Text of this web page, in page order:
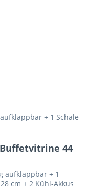
+ 1 Schale
44
aufklappbar + 1
cm + 2 Kühl-Akkus